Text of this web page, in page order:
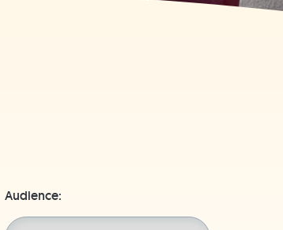
Audience: